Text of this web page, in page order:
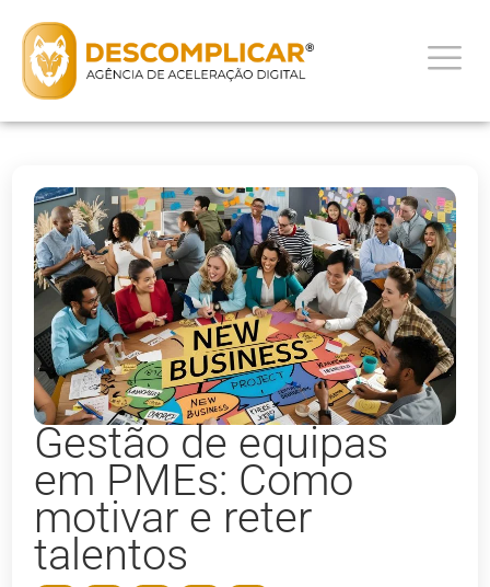
Gestão de equipas
em PMEs: Como
motivar e reter
talentos